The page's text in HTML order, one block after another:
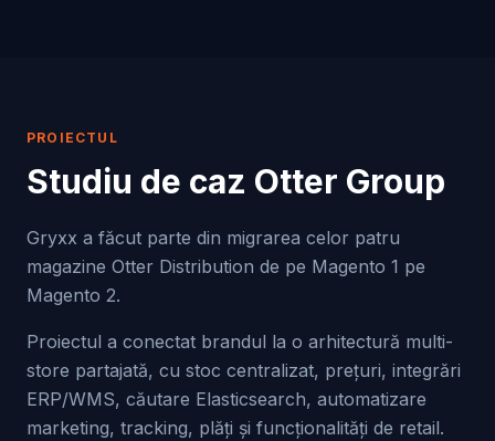
PROIECTUL
Studiu de caz Otter Group
Gryxx a făcut parte din migrarea celor patru
magazine Otter Distribution de pe Magento 1 pe
Magento 2.
Proiectul a conectat brandul la o arhitectură multi-
store partajată, cu stoc centralizat, prețuri, integrări
ERP/WMS, căutare Elasticsearch, automatizare
marketing, tracking, plăți și funcționalități de retail.